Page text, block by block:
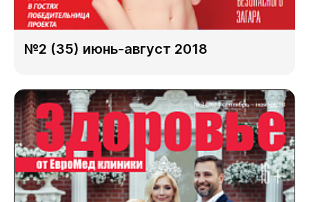
№2 (35) июнь-август 2018